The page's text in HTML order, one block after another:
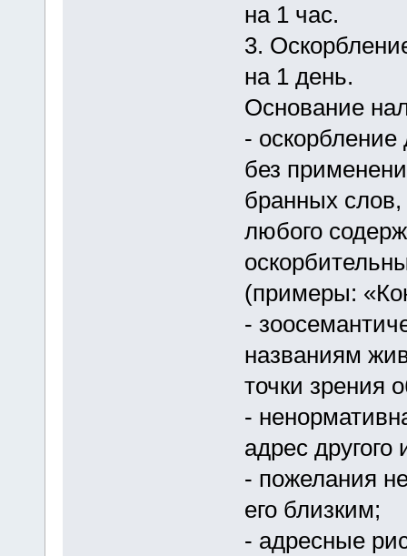
на 1 час.
3.
на 1 день.
Основание
- оскорбление
без
бранных
любого
(примеры:
-
названиям
точки зрения
-
адрес другого
- пожелания
его близким;
- адресные